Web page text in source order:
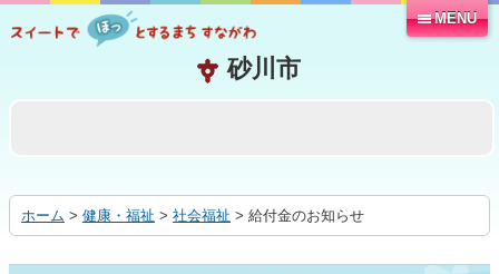
る
MENU
ホーム > 健康・福祉 > 社会福祉 > 給付金のお知らせ